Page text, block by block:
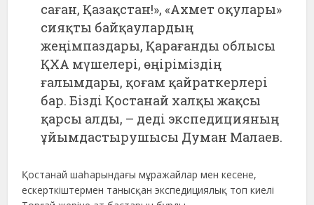
саған, Қазақстан!», «Ахмет оқулары»
сияқты байқаулардың
жеңімпаздары, Қарағанды облысы
ҚХА мүшелері, өңіріміздің
ғалымдары, қоғам қайраткерлері
бар. Бізді Қостанай халқы жақсы
қарсы алды, – деді экспедицияның
ұйымдастырушысы Думан Малаев.
Қостанай шаһарындағы мұражайлар мен кесене,
ескерткіштермен танысқан экспедициялық топ киелі